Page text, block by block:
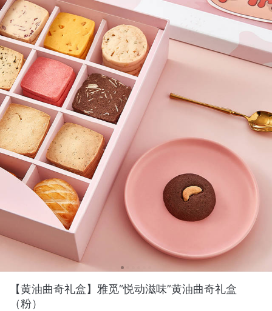
【黄油曲奇礼盒】雅觅“悦动滋味”黄油曲奇礼盒
（粉）